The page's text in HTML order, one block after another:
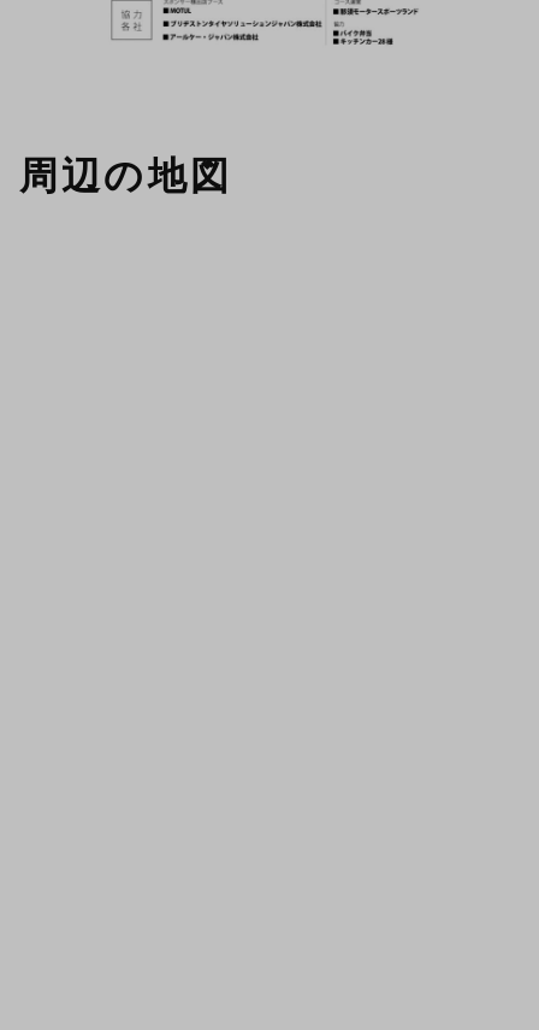
周辺の地図